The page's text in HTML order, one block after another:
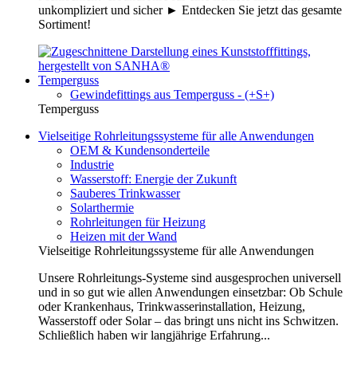
unkompliziert und sicher ► Entdecken Sie jetzt das gesamte
Sortiment!
Temperguss
Gewindefittings aus Temperguss - (+S+)
Temperguss
Vielseitige Rohrleitungssysteme für alle Anwendungen
OEM & Kundensonderteile
Industrie
Wasserstoff: Energie der Zukunft
Sauberes Trinkwasser
Solarthermie
Rohrleitungen für Heizung
Heizen mit der Wand
Vielseitige Rohrleitungssysteme für alle Anwendungen
Unsere Rohrleitungs-Systeme sind ausgesprochen universell
und in so gut wie allen Anwendungen einsetzbar: Ob Schule
oder Krankenhaus, Trinkwasserinstallation, Heizung,
Wasserstoff oder Solar – das bringt uns nicht ins Schwitzen.
Schließlich haben wir langjährige Erfahrung...